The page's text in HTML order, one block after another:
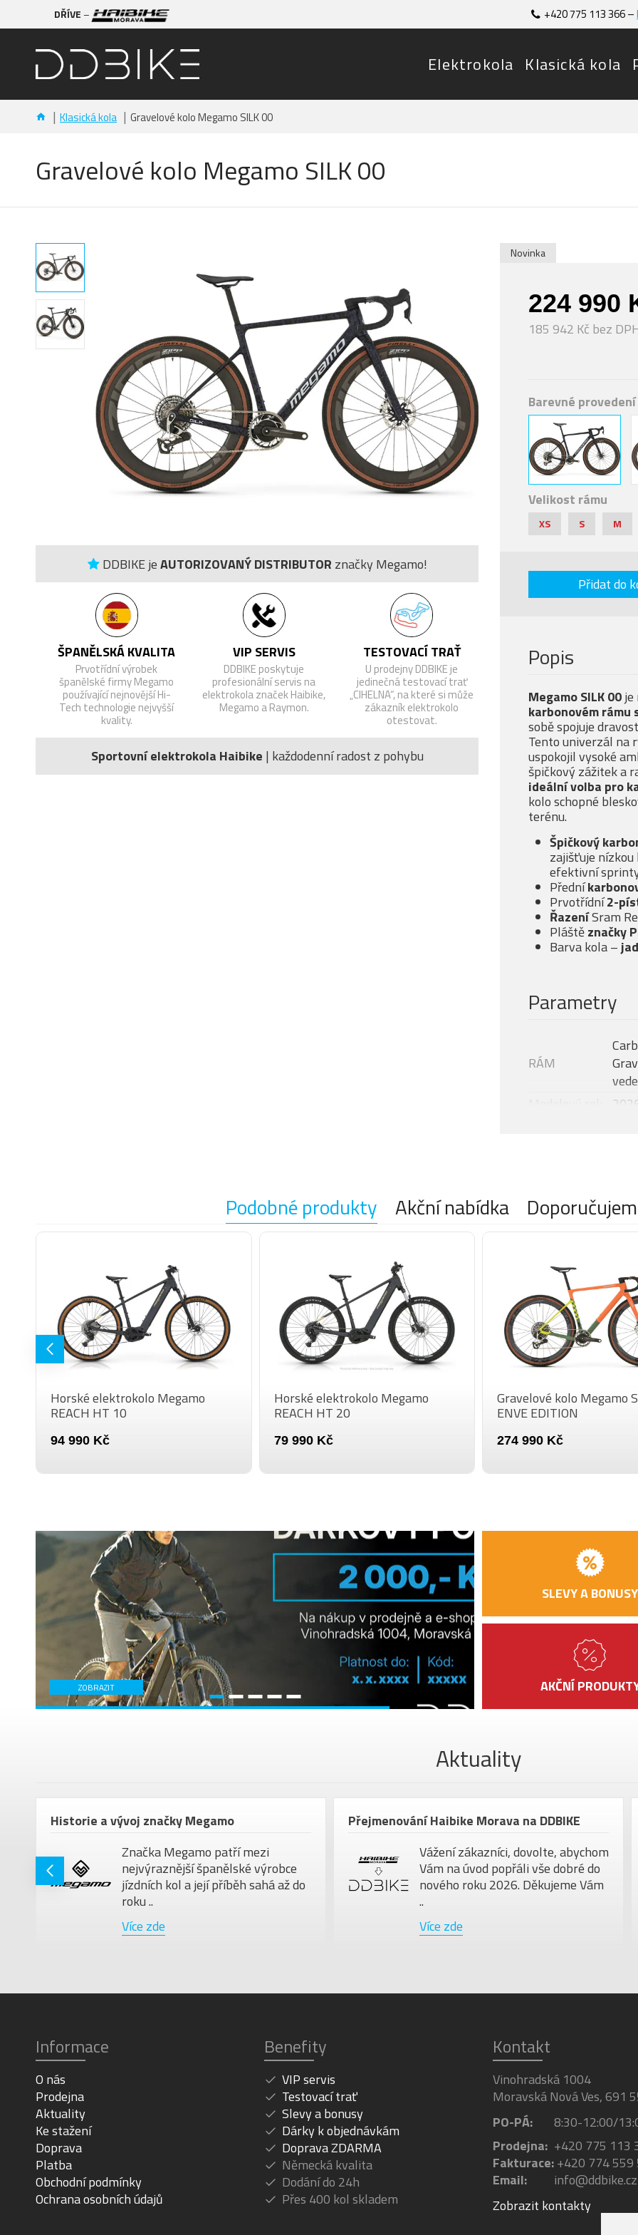
DŘÍVE – +420 775 113 366 –
Elektrokola Klasická kola
Klasická kola Gravelové kolo Megamo SILK 00
Gravelové kolo Megamo SILK 00
DDBIKE jeAUTORIZOVANÝ DISTRIBUTOR značky Megamo!
ŠPANĚLSKÁ KVALITA
Prvotřídní výrobek
španělské firmy Megamo
používající nejnovější Hi-
Tech technologie nejvyšší
kvality.
VIP SERVIS
DDBIKE poskytuje
profesionální servis na
elektrokola značek Haibike,
Megamo a Raymon.
TESTOVACÍ TRAŤ
U prodejny DDBIKE je
jedinečná testovací trať
„CIHELNA“, na které si může
zákazník elektrokolo
otestovat.
Sportovní elektrokola Haibike | každodenní radost z pohybu
Novinka
224 990
185 942 Kč bez
Barevné provedení
Velikost rámu
XS S M
Přidat do
Popis
Megamo SILK 00
karbonovém
sobě spojuje
Tento univerzál na
uspokojil vysoké
špičkový zážitek a
ideální volba pro
kolo schopné
terénu.
Špičkový
zajišťuje
efektivní
Přední
Prvotřídní2-
ŘazeníSram
Pláštěznačky
Barva kola –
Parametry
RÁM
PASTOREK
(ZADNÍ)
PŘEVODNÍK
BRZDOVÁ
PÁČKA
BRZDA
BRZDA
(ZADNÍ)
PLÁŠTĚ
ZADNÍ NÁBOJ
ŘÍDÍTKA
GRIPY
SEDLOVKA
PEDÁLY
bez
MAX.
Podobné produkty Akční nabídka
Horské elektrokolo Megamo
REACH HT 10
94 990 Kč
Horské elektrokolo Megamo
REACH HT 20
79 990 Kč
Gravelové kolo Megamo
ENVE EDITION
274 990 Kč
ZOBRAZIT
SLEVY A BONUSY
AKČNÍ
Aktuality
Historie a vývoj značky Megamo
Značka Megamo patří mezi
nejvýraznější španělské výrobce
jízdních kol a její příběh sahá až do
roku ..
Více zde
Přejmenování Haibike Morava na DDBIKE
Vážení zákazníci, dovolte, abychom
Vám na úvod popřáli vše dobré do
nového roku 2026. Děkujeme Vám
..
Více zde
Informace
O nás
Prodejna
Aktuality
Ke stažení
Doprava
Platba
Obchodní podmínky
Ochrana osobních údajů
Benefity
VIP servis
Testovací trať
Slevy a bonusy
Dárky k objednávkám
Doprava ZDARMA
Německá kvalita
Dodání do 24h
Přes 400 kol skladem
Kontakt
Vinohradská 1004
Moravská Nová Ves, 691
PO-PÁ:
8:30-12:00/
Prodejna: +420 775 113
Fakturace:+420 774 559
Email:
info@ddbike.cz
Zobrazit kontakty